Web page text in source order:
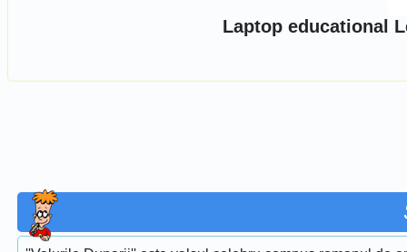
Laptop educational